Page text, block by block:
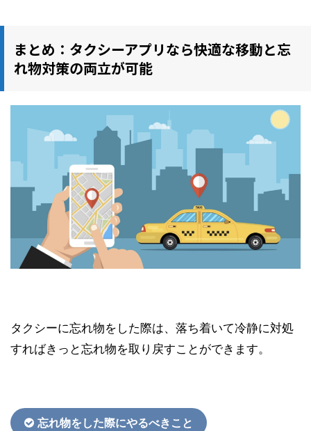
まとめ：タクシーアプリなら快適な移動と忘
れ物対策の両立が可能
タクシーに忘れ物をした際は、落ち着いて冷静に対処
すればきっと忘れ物を取り戻すことができます。
忘れ物をした際にやるべきこと